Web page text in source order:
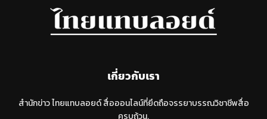
เกี่ยวกับเรา
สำนักข่าว ไทยแทบลอยด์ สื่อออนไลน์ที่ยึดถือจรรยาบรรณวิชาชีพสื่อ
ครบถ้วน.